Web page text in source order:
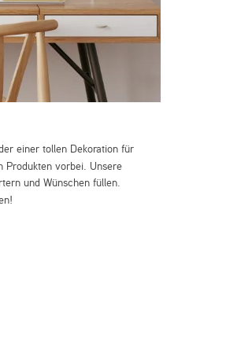
einer tollen Dekoration für
Produkten vorbei. Unsere
und Wünschen füllen.